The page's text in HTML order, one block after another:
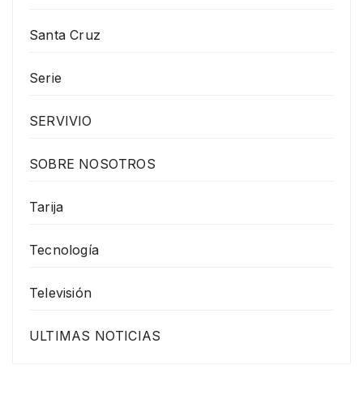
Santa Cruz
Serie
SERVIVIO
SOBRE NOSOTROS
Tarija
Tecnología
Televisión
ULTIMAS NOTICIAS